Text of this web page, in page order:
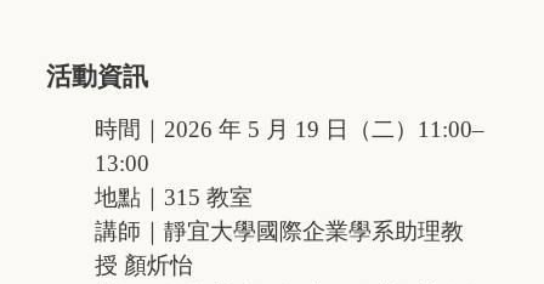
活動資訊
時間｜2026 年 5 月 19 日（二）11:00–
13:00
地點｜315 教室
講師｜靜宜大學國際企業學系助理教
授 顏炘怡